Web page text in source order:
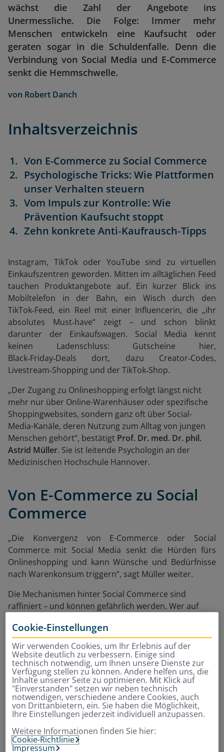
wächst die Zahl der Angebote ins
Unermessliche. Die Folge: Immer mehr
Menschen entwickeln eine Kaufsucht oder
geraten sogar in die Schuldenfalle. Denn die
Verbindung von Social Media und E-Commerce
senkt die Hemmschwelle.
von Robert Danch
Inhaltsverzeichnis
Von E-Commerce zu Social Commerce
Psychologische Tricks: Wie Plattformen
unser Verhalten steuern
Vom Impuls zur Kontrolle: Wie
Prävention Kaufsucht stoppt
Zehn konkrete Anti‑Kaufrausch‑Tipps
Instagram, TikTok oder YouTube sind zu virtuellen
Einkaufszentren geworden. Mitten im alltäglichen Feed
tauchen Produktangebote auf. Ein kurzer Blick ins
Mobiltelefon in der Bahn, ein Wisch durch den
TikTok‑Feed, ein Reel mit einer Influencerin, die „ihr
absolutes Must‑have“ zeigt – und schon blinkt
darunter der Einkaufswagen. Social Media kennt
keinen Ladenschluss: Gutscheine hier,
Black‑Friday‑Deals dort, dazu Creator‑Codes,
Livestream‑Shopping und der TikTok‑Shop.
„Der Zugang zu Onlineshopping erfolgt längst nicht
mehr nur über Online-Warenhäuser oder spezifische
Shoppingwebsites, sondern ganz oft über Social-
Media-Kanäle, deren Nutzung zum Alltag von jungen
Menschen gehört“, bestätigt Prof. Dr. med. Dr. phil.
Astrid Müller. Sie ist leitende Psychologin an der
Medizinischen Hochschule Hannover.
Von E-Commerce zu Social
Commerce
„Die Konvergenz von E-Commerce oder Social
Commerce mit Social Media senkt die Hürden fürs
Onlineshopping und kann Wünsche und Bedürfnisse
nach Warenkonsum triggern“, sagt Müller weiter.
Die Mechanismen hinter Social Commerce sind
raffiniert – und können gefährlich werden. Wer auf
nicht in einem neutralen Unterhaltungsraum, sondern
in einem Marktplatz mit eingebauten Reizen. Es
erscheint zwar alles wie Content, ist aber
Verkaufsumgebung. Die Grenze zwischen
Unterhaltung und Werbung verschwimmt – und mit ihr
auch die Grenze zwischen Wunsch und Kauf.
„Auf Social Media ist man
nicht in einem neutralen
Cookie-Einstellungen
Wir verwenden Cookies, um Ihr Erlebnis auf der
Website deutlich zu verbessern. Einige sind
technisch notwendig, um Ihnen unsere Dienste zur
Verfügung stellen zu können. Andere helfen uns, die
Inhalte unserer Seite zu optimieren. Mit Klick auf
"Einverstanden" setzen wir neben technisch
notwendigen, verschiedene andere Cookies, auch
von Drittanbietern, ein. Sie haben die Möglichkeit,
Ihre Einstellungen jederzeit individuell anzupassen.
Weitere Informationen finden Sie hier:
Cookie-Richtlinie
Impressum